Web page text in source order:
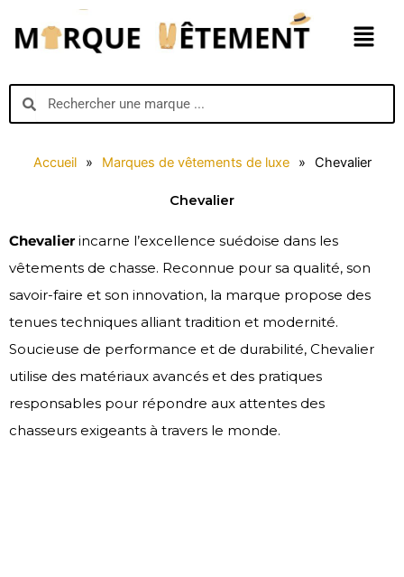
contenu
Menu
SearchSearch
Accueil » Marques de vêtements de luxe » Chevalier
Chevalier
Chevalierincarne l’excellence suédoise dans les
vêtements de chasse. Reconnue pour sa qualité, son
savoir-faire et son innovation, la marque propose des
tenues techniques alliant tradition et modernité.
Soucieuse de performance et de durabilité, Chevalier
utilise des matériaux avancés et des pratiques
responsables pour répondre aux attentes des
chasseurs exigeants à travers le monde.